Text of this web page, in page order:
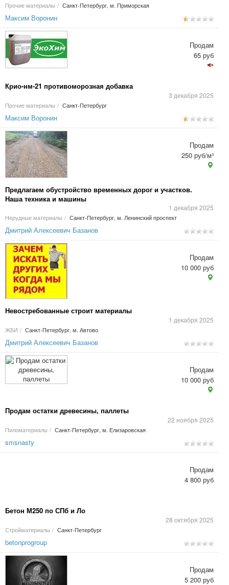
Прочие материалы / Санкт-Петербург, м. Приморская
Максим Воронин
Крио-нм-21 противоморозная добавка
3 декабря 2025
Прочие материалы / Санкт-Петербург
Продам
65 руб
Максим Воронин
Предлагаем обустройство временных дорог и участков.
Наша техника и машины
1 декабря 2025
Нерудные материалы / Санкт-Петербург, м. Ленинский проспект
Продам
250 руб/м³
Дмитрий Алексеевич Базанов
Невостребованные строит материалы
1 декабря 2025
ЖБИ / Санкт-Петербург, м. Автово
Продам
10 000 руб
Дмитрий Алексеевич Базанов
Продам остатки древесины, паллеты
22 ноября 2025
Пиломатериалы / Санкт-Петербург, м. Елизаровская
Продам
10 000 руб
smsnasty
Бетон М250 по СПб и Ло
28 октября 2025
Стройматериалы / Санкт-Петербург
Продам
4 800 руб
betonprogroup
Продам
5 200 руб